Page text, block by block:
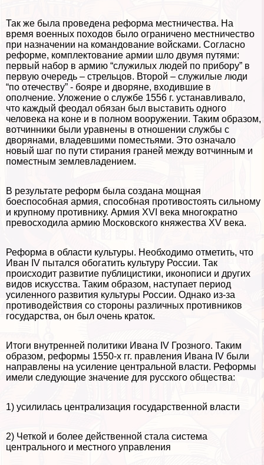
Так же была проведена реформа местничества. На
время военных походов было ограничено местничество
при назначении на комaндование войсками. Согласно
реформе, комплектование армии шло двумя путями:
первый набор в армию “служилых людей по прибору” в
первую очередь – стрельцов. Второй – служилые люди
“по отечеству” - бояре и дворяне, входившие в
ополчение. Уложение о службе 1556 г. устанавливало,
что каждый феодал обязан был выставить одного
человека на коне и в полном вооружении. Таким образом,
вотчинники были уравнены в отношении службы с
дворянами, владевшими поместьями. Это означало
новый шаг по пути стирания граней между вотчинным и
поместным землевладением.
В результате реформ была создана мощная
боеспособная армия, способная противостоять сильному
и крупному противнику. Армия XVI века многократно
превосходила армию Московского княжества XV века.
Реформа в области культуры. Необходимо отметить, что
Иван IV пытался обогатить культуру России. Так
происходит развитие публицистики, иконописи и других
видов искусства. Таким образом, наступает период
усиленного развития культуры России. Однако из-за
противодействия со стороны различных противников
государства, он был очень краток.
Итоги внутренней политики Ивана IV Грозного. Таким
образом, реформы 1550-х гг. правления Ивана IV были
направлены на усиление центральной власти. Реформы
имели следующие значение для русского общества:
1) усилилась централизация государственной власти
2) Четкой и более действенной стала система
центрального и местного управления